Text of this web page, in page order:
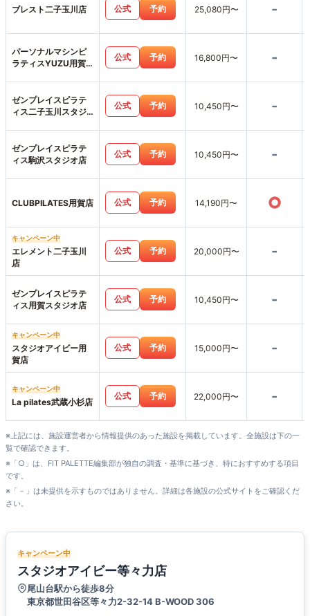
ブレスト二子玉川店 公式 予約 25,080円〜 -
パーソナルマシンピ
ラティスYUZU用賀
公式 予約 16,800円〜 -
ゼンプレイスピラテ
ィス二子玉川スタジ
公式 予約 10,450円〜 -
ゼンプレイスピラテ
ィス駒沢スタジオ店
公式 予約 10,450円〜 -
CLUBPILATES用賀店 公式 予約 14,190円〜 ○
キャンペーン中
エレメント二子玉川
店
公式 予約 20,000円〜 -
ゼンプレイスピラテ
ィス用賀スタジオ店
公式 予約 10,450円〜 -
キャンペーン中
スタジオアイビー用
賀店
公式 予約 15,000円〜 -
キャンペーン中
La pilates武蔵小杉店
公式 予約 22,000円〜 -
※上記には、施設運営者から情報提供のあった施設を掲載しています。全施設は下の一
覧で確認できます。
※「○」は、FIT PALETTE編集部が独自の調査・基準に基づき、特におすすめする項目
です。
※「－」は未提供を示すものではありません。詳細は各施設の公式サイトをご確認くだ
さい。
キャンペーン中
スタジオアイビー等々力店
尾山台駅から徒歩8分
東京都世田谷区等々力2-32-14 B-WOOD 306